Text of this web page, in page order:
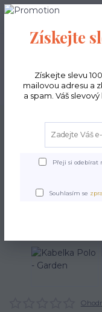
Získejte
Získejte slevu
mailovou adresu a
a spam. Váš
Přeji si odebírat
Souhlasím se